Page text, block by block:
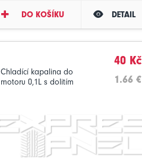
DO KOŠÍKU DETAIL
Chladící kapalina do
motoru 0,1L s dolitím
40 Kč
1.66 €